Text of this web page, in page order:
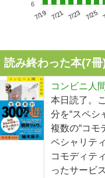
7/19 7/21 7/23 7/25
6
読み終わった本(7冊
コンビニ人
本日読了。
分を“スペシ
複数の“コモ
ペシャリテ
コモディテ
ったサービ